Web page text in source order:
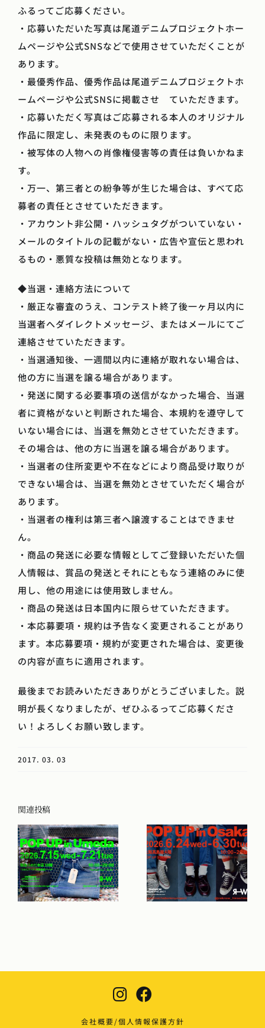
ふるってご応募ください。
・応募いただいた写真は尾道デニムプロジェクトホー
ムページや公式SNSなどで使用させていただくことが
あります。
・最優秀作品、優秀作品は尾道デニムプロジェクトホ
ームページや公式SNSに掲載させ ていただきます。
・応募いただく写真はご応募される本人のオリジナル
作品に限定し、未発表のものに限ります。
・被写体の人物への肖像権侵害等の責任は負いかねま
す。
・万一、第三者との紛争等が生じた場合は、すべて応
募者の責任とさせていただきます。
・アカウント非公開・ハッシュタグがついていない・
メールのタイトルの記載がない・広告や宣伝と思われ
るもの・悪質な投稿は無効となります。
◆当選・連絡方法について
・厳正な審査のうえ、コンテスト終了後一ヶ月以内に
当選者へダイレクトメッセージ、またはメールにてご
連絡させていただきます。
・当選通知後、一週間以内に連絡が取れない場合は、
他の方に当選を譲る場合があります。
・発送に関する必要事項の送信がなかった場合、当選
者に資格がないと判断された場合、本規約を遵守して
いない場合には、当選を無効とさせていただきます。
その場合は、他の方に当選を譲る場合があります。
・当選者の住所変更や不在などにより商品受け取りが
できない場合は、当選を無効とさせていただく場合が
あります。
・当選者の権利は第三者へ譲渡することはできませ
ん。
・商品の発送に必要な情報としてご登録いただいた個
人情報は、賞品の発送とそれにともなう連絡のみに使
用し、他の用途には使用致しません。
・商品の発送は日本国内に限らせていただきます。
・本応募要項・規約は予告なく変更されることがあり
ます。本応募要項・規約が変更された場合は、変更後
の内容が直ちに適用されます。
最後までお読みいただきありがとうございました。説
明が長くなりましたが、ぜひふるってご応募くださ
い！よろしくお願い致します。
2017. 03. 03
関連投稿
会社概要/個人情報保護方針